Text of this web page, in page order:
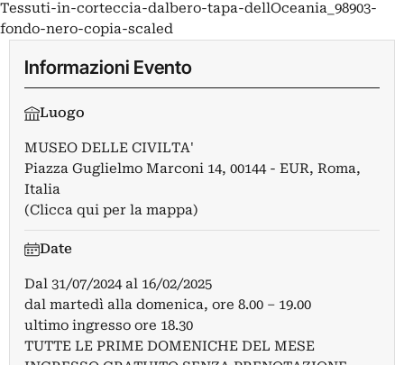
Tessuti-in-corteccia-dalbero-tapa-dellOceania_98903-
fondo-nero-copia-scaled
Informazioni Evento
Luogo
MUSEO DELLE CIVILTA'
Piazza Guglielmo Marconi 14, 00144 - EUR, Roma,
Italia
(Clicca qui per la mappa)
Date
Dal 31/07/2024al 16/02/2025
dal martedì alla domenica, ore 8.00 – 19.00
ultimo ingresso ore 18.30
TUTTE LE PRIME DOMENICHE DEL MESE